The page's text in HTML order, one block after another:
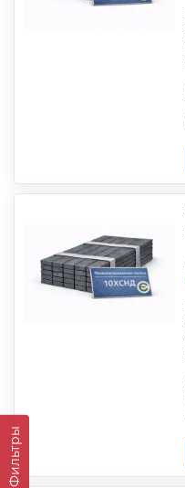
Фильтры